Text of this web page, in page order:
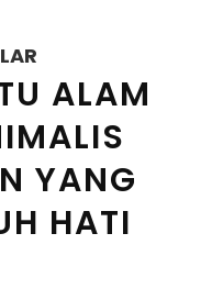
ALAM
YANG
HATI